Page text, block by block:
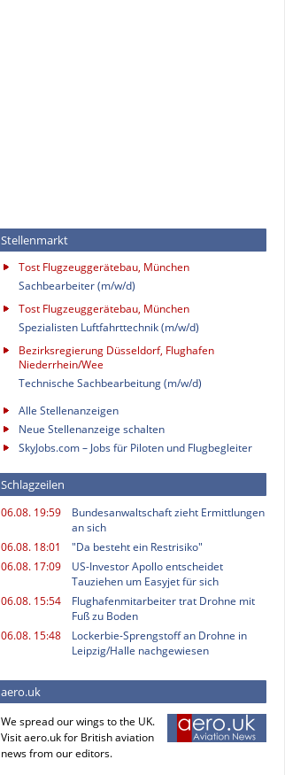
Stellenmarkt
Tost Flugzeuggerätebau, München
Sachbearbeiter (m/w/d)
Tost Flugzeuggerätebau, München
Spezialisten Luftfahrttechnik (m/w/d)
Bezirksregierung Düsseldorf, Flughafen
Niederrhein/Wee
Technische Sachbearbeitung (m/w/d)
Alle Stellenanzeigen
Neue Stellenanzeige schalten
SkyJobs.com – Jobs für Piloten und Flugbegleiter
Schlagzeilen
06.08. 19:59
Bundesanwaltschaft zieht Ermittlungen
an sich
06.08. 18:01
"Da besteht ein Restrisiko"
06.08. 17:09
US-Investor Apollo entscheidet
Tauziehen um Easyjet für sich
06.08. 15:54
Flughafenmitarbeiter trat Drohne mit
Fuß zu Boden
06.08. 15:48
Lockerbie-Sprengstoff an Drohne in
Leipzig/Halle nachgewiesen
aero.uk
We spread our wings to the UK.
Visit aero.uk for British aviation
news from our editors.